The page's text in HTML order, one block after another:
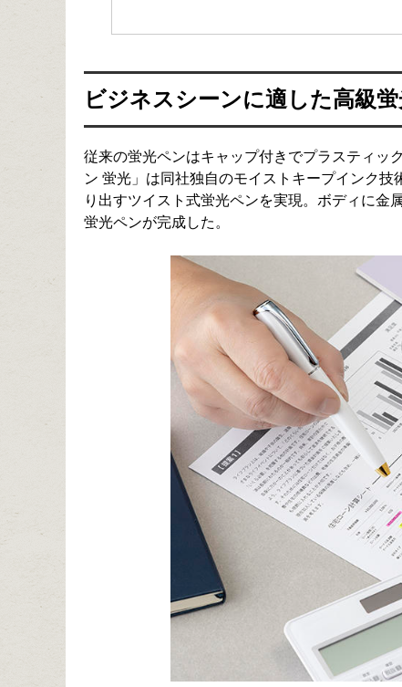
ビジネスシーンに適した高級
従来の蛍光ペンはキャップ付きでプラスティッ
ン 蛍光」は同社独自のモイストキープインク
り出すツイスト式蛍光ペンを実現。ボディに金
蛍光ペンが完成した。